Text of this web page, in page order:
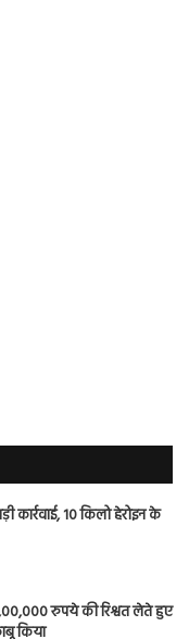
10 किलो हेरोइन के
रुपये की रिश्वत लेते हुए
किया